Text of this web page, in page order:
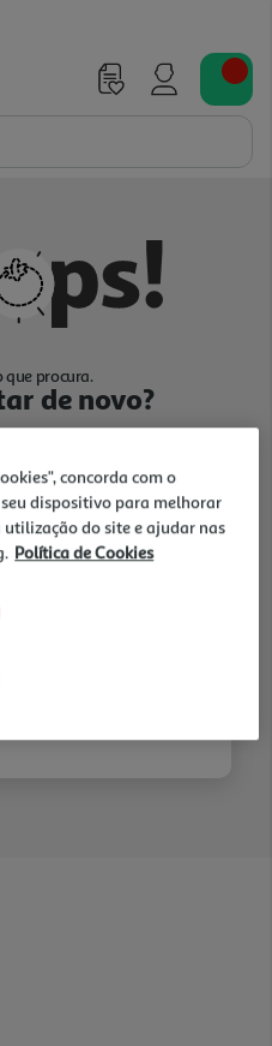
que procura.
de novo?
concorda com o
dispositivo para melhorar
do site e ajudar nas
Política de Cookies